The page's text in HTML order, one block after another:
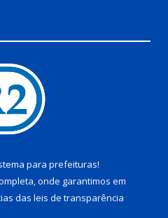
para prefeituras!
onde garantimos em
das leis de transparência